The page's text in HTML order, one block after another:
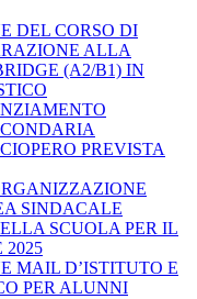
DEL CORSO DI
ALLA
(A2/B1) IN
PREVISTA
SINDACALE
SCUOLA PER IL
2025
MAIL D’ISTITUTO E
PER ALUNNI